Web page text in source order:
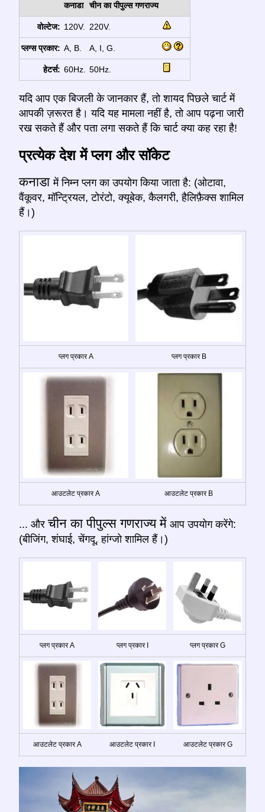
कनाडा चीन का पीपुल्स गणराज्य
वोल्टेज: 120V. 220V.
प्लग्स प्रकार: A, B. A, I, G.
हेटर्स: 60Hz. 50Hz.
यदि आप एक बिजली के जानकार हैं, तो शायद पिछले चार्ट में
आपकी ज़रूरत है। यदि यह मामला नहीं है, तो आप पढ़ना जारी
रख सकते हैं और पता लगा सकते हैं कि चार्ट क्या कह रहा है!
प्रत्येक देश में प्लग और सॉकेट
कनाडामें निम्न प्लग का उपयोग किया जाता है: (ओटावा,
वैंकूवर, मॉन्ट्रियल, टोरंटो, क्यूबेक, कैलगरी, हैलिफ़ैक्स शामिल
हैं।)
प्लग प्रकार A प्लग प्रकार B
आउटलेट प्रकार A आउटलेट प्रकार B
... औरचीन का पीपुल्स गणराज्य में आप उपयोग करेंगे:
(बीजिंग, शंघाई, चेंगदू, हांग्जो शामिल हैं।)
प्लग प्रकार A प्लग प्रकार I प्लग प्रकार G
आउटलेट प्रकार A आउटलेट प्रकार I आउटलेट प्रकार G